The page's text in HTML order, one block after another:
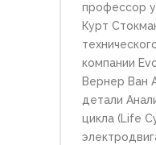
профессор
Курт
компании
Вернер Ван
детали
цикла (Life